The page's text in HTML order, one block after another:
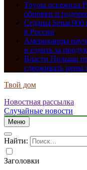
Toyota освежила
обновки и
Седаны Senat 900
в России
Американцы
и ездить за
Власти Польши
сдерживать цены
Твой дом
Новостная рассылка
Случайные новости
Меню
Найти:
Заголовки